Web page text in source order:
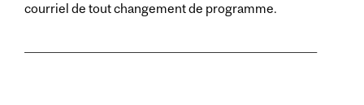
courriel de tout changement de programme.